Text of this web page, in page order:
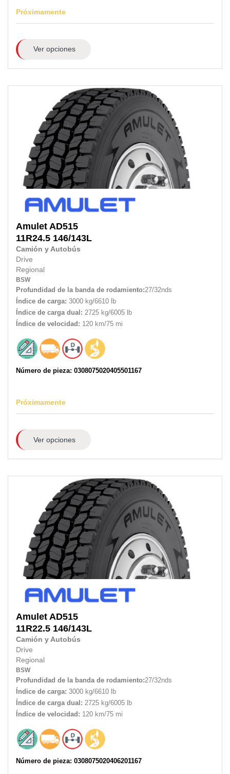
Próximamente
Ver opciones
Amulet AD515
11R24.5 146/143L
Camión y Autobús
Drive
Regional
BSW
Profundidad de la banda de rodamiento:27/32nds
Índice de carga: 3000 kg/6610 lb
Índice de carga dual: 2725 kg/6005 lb
Índice de velocidad: 120 km/75 mi
Número de pieza: 0308075020405501167
Próximamente
Ver opciones
Amulet AD515
11R22.5 146/143L
Camión y Autobús
Drive
Regional
BSW
Profundidad de la banda de rodamiento:27/32nds
Índice de carga: 3000 kg/6610 lb
Índice de carga dual: 2725 kg/6005 lb
Índice de velocidad: 120 km/75 mi
Número de pieza: 0308075020406201167